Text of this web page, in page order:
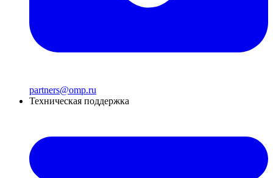
partners@omp.ru
Техническая поддержка